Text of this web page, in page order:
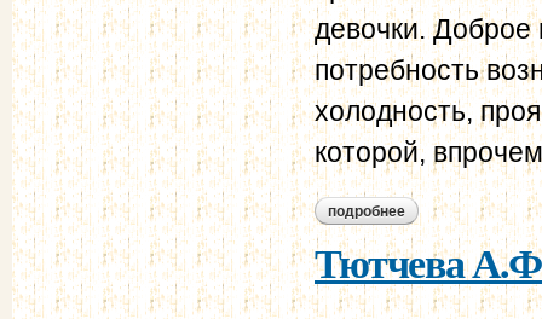
девочки. Доброе
потребность
холодность,
которой,
подробнее о тютчева а.ф.
Тютчева